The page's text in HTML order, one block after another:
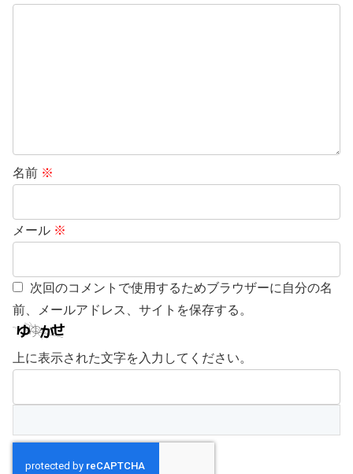
名前 ※
メール ※
次回のコメントで使用するためブラウザーに自分の名
前、メールアドレス、サイトを保存する。
上に表示された文字を入力してください。